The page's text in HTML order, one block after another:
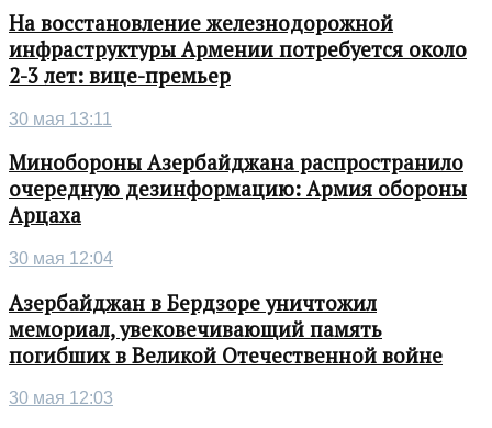
На восстановление железнодорожной
инфраструктуры Армении потребуется около
2-3 лет: вице-премьер
30 мая 13:11
Минобороны Азербайджана распространило
очередную дезинформацию: Армия обороны
Арцаха
30 мая 12:04
Азербайджан в Бердзоре уничтожил
мемориал, увековечивающий память
погибших в Великой Отечественной войне
30 мая 12:03